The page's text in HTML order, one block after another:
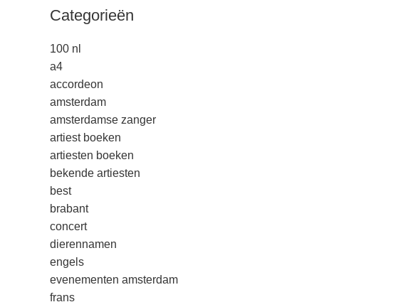
Categorieën
100 nl
a4
accordeon
amsterdam
amsterdamse zanger
artiest boeken
artiesten boeken
bekende artiesten
best
brabant
concert
dierennamen
engels
evenementen amsterdam
frans